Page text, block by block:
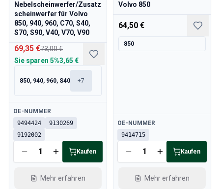
Nebelscheinwerfer/Zusatz
scheinwerfer für Volvo
850, 940, 960, C70, S40,
S70, S90, V40, V70, V90
69,35 €73,00 €
Sie sparen 5%3,65 €
850, 940, 960, S40 +7
Verfügbar
OE-NUMMER
9494424
9130269
9192002
Kaufen
Mehr erfahren
Volvo 850
64,50 €
850
Verfügbar
OE-NUMMER
9414715
Kaufen
Mehr erfahren